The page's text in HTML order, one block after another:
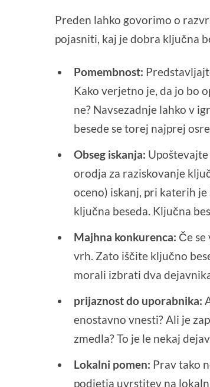
Preden lahko govorimo o
pojasniti, kaj je dobra ključna
Pomembnost:
Kako verjetno je, da jo bo
ne? Navsezadnje lahko v
besede se torej najprej
Obseg iskanja:
orodja za raziskovanje
oceno) iskanj, pri katerih
ključna beseda. Ključna
Majhna konkurenca: Če
vrh. Zato iščite ključno
morali izbrati dva
prijaznost do uporabnika:
enostavno vnesti? Ali je
zmedla? To je le nekaj
Lokalni pomen: Prav tako
podjetja uvrstitev na